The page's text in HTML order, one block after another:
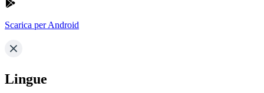
Scarica per Android
Lingue